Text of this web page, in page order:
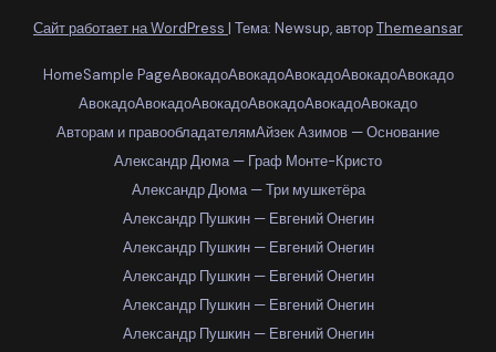
Сайт работает на WordPress | Тема: Newsup, авторThemeansar
HomeSample PageАвокадоАвокадоАвокадоАвокадоАвокадо
АвокадоАвокадоАвокадоАвокадоАвокадоАвокадо
Авторам и правообладателямАйзек Азимов — Основание
Александр Дюма — Граф Монте-Кристо
Александр Дюма — Три мушкетёра
Александр Пушкин — Евгений Онегин
Александр Пушкин — Евгений Онегин
Александр Пушкин — Евгений Онегин
Александр Пушкин — Евгений Онегин
Александр Пушкин — Евгений Онегин